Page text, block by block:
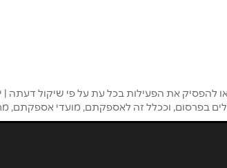
שבע
גרנד קניון באר שבע טוביהו
ירושלים
יפו 234
את הפעילות בכל עת על פי שיקול דעתה |
בפרסום, וככלל זה לאספקתם, מועדי אספקתם,